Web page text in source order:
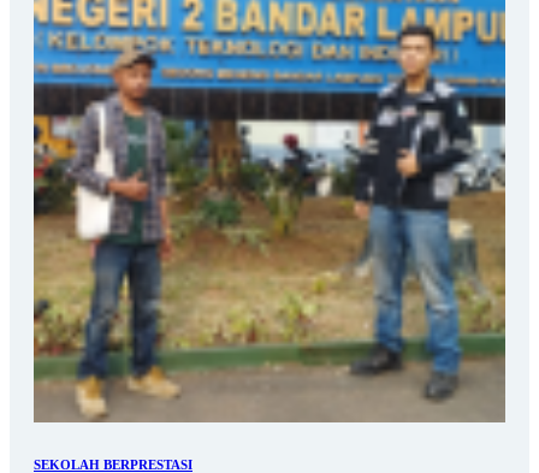
SEKOLAH BERPRESTASI